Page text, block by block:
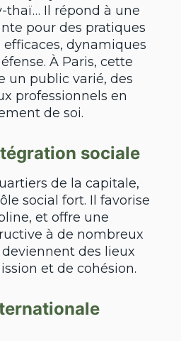
thaï… Il répond à une
pour des pratiques
efficaces, dynamiques
À Paris, cette
un public varié, des
professionnels en
de soi.
sociale
de la capitale,
social fort. Il favorise
et offre une
à de nombreux
deviennent des lieux
et de cohésion.